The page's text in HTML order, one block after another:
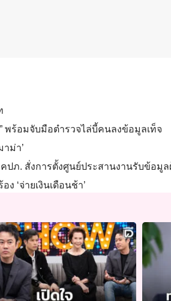
พร้อมจับมือตำรวจไล่บี้คนลงข้อมูลเท็จ
าม่า’
คปภ. สั่งการตั้งศูนย์ประสานงานรับข้อมูล
ง ‘จ่ายเงินเดือนช้า’